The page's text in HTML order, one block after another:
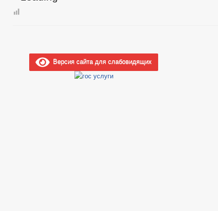
Версия сайта для слабовидящих